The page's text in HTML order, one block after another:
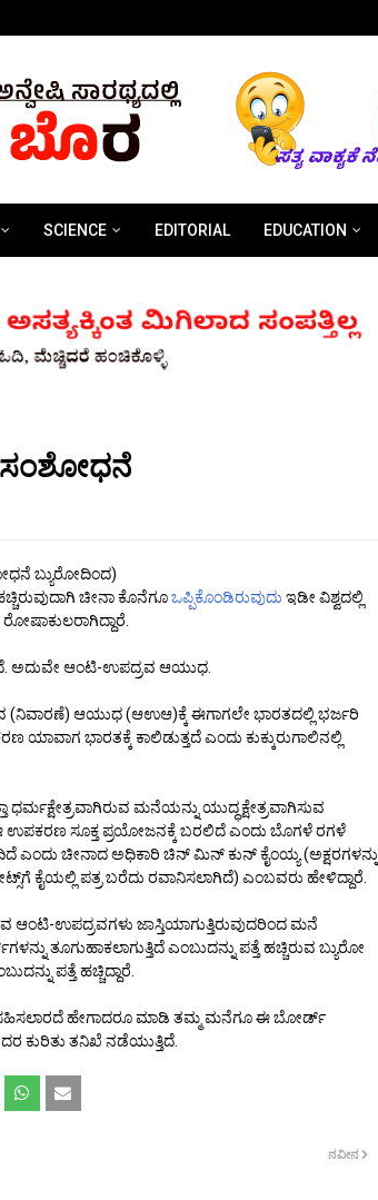
SCIENCE EDITORIAL EDUCATION
ಬ್ಯುರೋದಿಂದ)
ಚೀನಾ ಕೊನೆಗೂಒಪ್ಪಿಕೊಂಡಿರುವುದು ಇಡೀ ವಿಶ್ವದಲ್ಲಿ
ಅದುವೇ ಆಂಟಿ-ಉಪದ್ರವ ಆಯುಧ.
(ನಿವಾರಣೆ) ಆಯುಧ (ಆಉಆ)ಕ್ಕೆ ಈಗಾಗಲೇ ಭಾರತದಲ್ಲಿ ಭರ್ಜರಿ
ಭಾರತಕ್ಕೆ ಕಾಲಿಡುತ್ತದೆ ಎಂದು ಕುಕ್ಕುರುಗಾಲಿನಲ್ಲಿ
ಮನೆಯನ್ನು ಯುದ್ಧಕ್ಷೇತ್ರವಾಗಿಸುವ
ಈ ಉಪಕರಣ ಸೂಕ್ತ ಪ್ರಯೋಜನಕ್ಕೆ ಬರಲಿದೆ ಎಂದು ಬೊಗಳೆ ರಗಳೆ
ಎಂದು ಚೀನಾದ ಅಧಿಕಾರಿ ಚಿನ್ ಮಿನ್ ಕುನ್ ಕೈಂಯ್ಯ (ಅಕ್ಷರಗಳನ್ನು
ಕೈಯಲ್ಲಿ ಪತ್ರ ಬರೆದು ರವಾನಿಸಲಾಗಿದೆ) ಎಂಬವರು ಹೇಳಿದ್ದಾರೆ.
ಆಂಟಿ-ಉಪದ್ರವಗಳು ಜಾಸ್ತಿಯಾಗುತ್ತಿರುವುದರಿಂದ ಮನೆ
ತೂಗುಹಾಕಲಾಗುತ್ತಿದೆ ಎಂಬುದನ್ನು ಪತ್ತೆ ಹಚ್ಚಿರುವ ಬ್ಯುರೋ
ಪತ್ತೆ ಹಚ್ಚಿದ್ದಾರೆ.
ಹೇಗಾದರೂ ಮಾಡಿ ತಮ್ಮ ಮನೆಗೂ ಈ ಬೋರ್ಡ್
ಕುರಿತು ತನಿಖೆ ನಡೆಯುತ್ತಿದೆ.
ನವೀನ